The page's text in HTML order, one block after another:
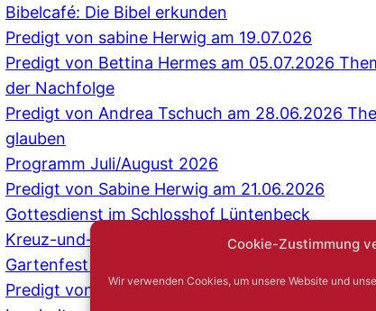
Cookie-Zustimmung
Wir verwenden Cookies, um unsere Website und
Bibelcafé: Die Bibel erkunden
Predigt von sabine Herwig am 19.07.026
Predigt von Bettina Hermes am 05.07.2026
der Nachfolge
Predigt von Andrea Tschuch am 28.06.2026
glauben
Programm Juli/August 2026
Predigt von Sabine Herwig am 21.06.2026
Gottesdienst im Schlosshof Lüntenbeck
Kreuz-und-quer-Gespräch: Niemand sagt gerne:
Gartenfest mit der IEG
Predigt von Judith Hambsch am 17.05.2026